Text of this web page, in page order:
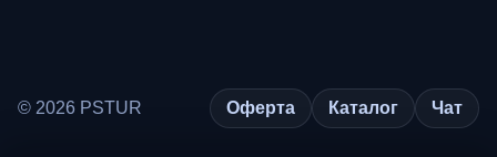
© 2026 PSTUR Оферта Каталог Чат